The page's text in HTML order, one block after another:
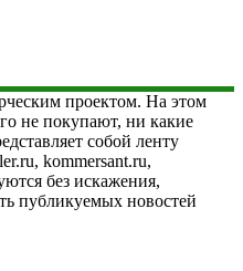
проектом. На этом
не покупают, ни какие
собой ленту
kommersant.ru,
без искажения,
публикуемых новостей